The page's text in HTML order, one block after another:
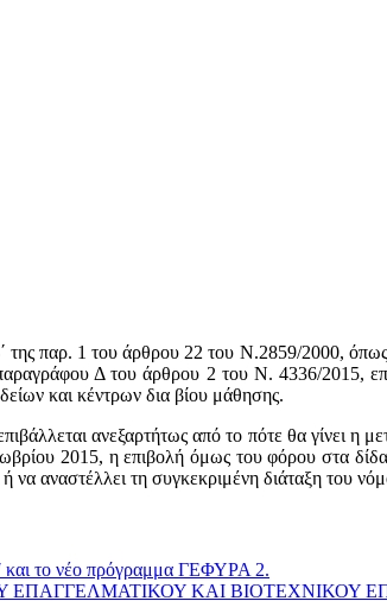
παρ. 1 του άρθρου 22 του Ν.2859/2000, όπως
Δ του άρθρου 2 του Ν. 4336/2015,
και κέντρων δια βίου μάθησης.
ανεξαρτήτως από το πότε θα γίνει η
2015, η επιβολή όμως του φόρου στα
να αναστέλλει τη συγκεκριμένη διάταξη
7 και το νέο πρόγραμμα ΓΕΦΥΡΑ 2.
ΕΠΑΓΓΕΛΜΑΤΙΚΟΥ ΚΑΙ ΒΙΟΤΕΧΝΙΚΟΥ